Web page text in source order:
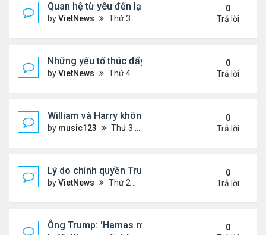
Quan hệ từ yêu đến lạnh nhạt của ông Trump với
byVietNews Thứ 3 Tháng 8 05, 2025 4:59 pm
0
Trả lời
Những yếu tố thúc đẩy Thái Lan - Campuchia
byVietNews Thứ 4 Tháng 7 30, 2025 5:43 pm
0
Trả lời
William và Harry không thừa kế nơi mẹ yên nghỉ!
by music123 Thứ 3 Tháng 7 29, 2025 5:03 pm
0
Trả lời
Lý do chính quyền Trump khó truy tố ông Obama
byVietNews Thứ 2 Tháng 7 28, 2025 5:24 pm
0
Trả lời
Ông Trump: 'Hamas muốn chết thay vì ngừng bắn'
0